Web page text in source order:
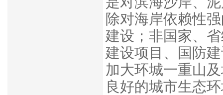
除对海岸依赖性
建设；非国家、
建设项目、国防
加大环城一重山
良好的城市生态